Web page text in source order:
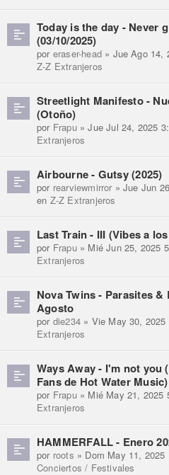
Today is the day - Never
(03/10/2025)
por eraser-head» Jue Ago 14,
Z-Z Extranjeros
Streetlight Manifesto -
(Otoño)
por Frapu» Jue Jul 24, 2025
Extranjeros
Airbourne - Gutsy (2025)
por rearviewmirror » Jue Jun
en Z-Z Extranjeros
Last Train - III (Vibes a
por Frapu» Mié Jun 25, 2025
Extranjeros
Nova Twins - Parasites
Agosto
por die234» Vie May 30,
Extranjeros
Ways Away - I'm not you
Fans de Hot Water Music)
por Frapu» Mié May 21, 2025
Extranjeros
HAMMERFALL - Enero
por roots » Dom May 11, 2025
Conciertos / Festivales